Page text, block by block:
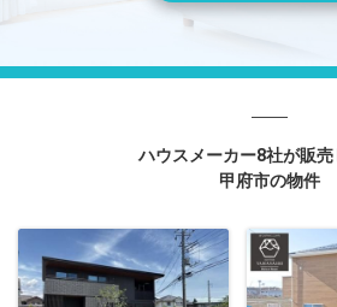
ハウスメーカー8社が販売
甲府市の物件